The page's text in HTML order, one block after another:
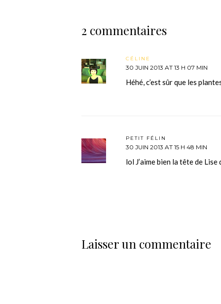
2 commentaires
CÉLINE
30 JUIN 2013 AT 13 H 07 MIN
Héhé, c’est sûr que les
PETIT FÉLIN
30 JUIN 2013 AT 15 H 48 MIN
lol J’aime bien la tête de
Laisser un commentaire